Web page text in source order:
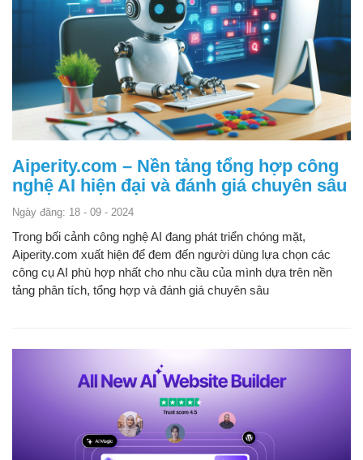
Aiperity.com – Nền tảng tổng hợp công
nghệ AI hiện đại và đánh giá chuyên sâu
Ngày đăng: 18 - 09 - 2024
Trong bối cảnh công nghệ AI đang phát triển chóng mặt,
Aiperity.com xuất hiện để đem đến người dùng lựa chọn các
công cụ AI phù hợp nhất cho nhu cầu của mình dựa trên nền
tảng phân tích, tổng hợp và đánh giá chuyên sâu